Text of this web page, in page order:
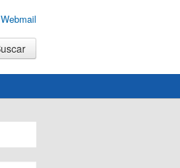
Webmail